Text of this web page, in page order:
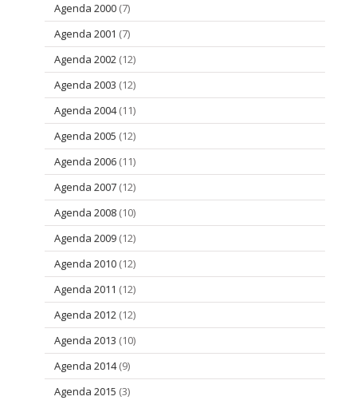
Agenda 2000 (7)
Agenda 2001 (7)
Agenda 2002 (12)
Agenda 2003 (12)
Agenda 2004(11)
Agenda 2005 (12)
Agenda 2006 (11)
Agenda 2007 (12)
Agenda 2008 (10)
Agenda 2009 (12)
Agenda 2010 (12)
Agenda 2011 (12)
Agenda 2012 (12)
Agenda 2013 (10)
Agenda 2014(9)
Agenda 2015 (3)